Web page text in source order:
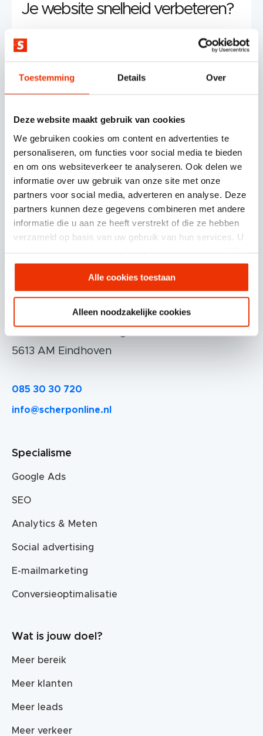
Toestemming Details Over
Deze website maakt gebruik van cookies
We gebruiken cookies om content en advertenties te
personaliseren, om functies voor social media te bieden
en om ons websiteverkeer te analyseren. Ook delen we
informatie over uw gebruik van onze site met onze
partners voor social media, adverteren en analyse. Deze
partners kunnen deze gegevens combineren met andere
informatie die u aan ze heeft verstrekt of die ze hebben
verzameld op basis van uw gebruik van hun services. U
gebruiken.
Alle cookies toestaan
Alleen noodzakelijke cookies
Je website snelheid verbeteren?
© SCHERPONLINE 2026
Volg ons op
Scherponline.nl BV.
5613 AM Eindhoven
085 30 30 720
info@scherponline.nl
Specialisme
Google Ads
SEO
Analytics & Meten
Social advertising
E-mailmarketing
Conversieoptimalisatie
Wat is jouw doel?
Meer bereik
Meer klanten
Meer leads
Meer verkeer